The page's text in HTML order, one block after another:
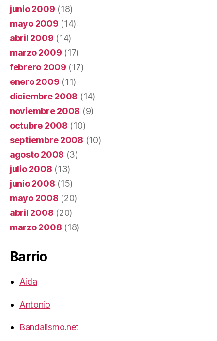
junio 2009 (18)
mayo 2009 (14)
abril 2009 (14)
marzo 2009 (17)
febrero 2009 (17)
enero 2009 (11)
diciembre 2008 (14)
noviembre 2008 (9)
octubre 2008 (10)
septiembre 2008 (10)
agosto 2008 (3)
julio 2008 (13)
junio 2008 (15)
mayo 2008 (20)
abril 2008 (20)
marzo 2008 (18)
Barrio
Aida
Antonio
Bandalismo.net